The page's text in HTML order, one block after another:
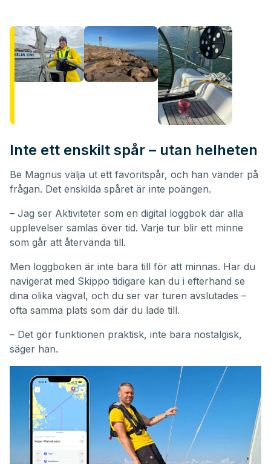
Inte ett enskilt spår – utan helheten
Be Magnus välja ut ett favoritspår, och han vänder på
frågan. Det enskilda spåret är inte poängen.
– Jag ser Aktiviteter som en digital loggbok där alla
upplevelser samlas över tid. Varje tur blir ett minne
som går att återvända till.
Men loggboken är inte bara till för att minnas. Har du
navigerat med Skippo tidigare kan du i efterhand se
dina olika vägval, och du ser var turen avslutades –
ofta samma plats som där du lade till.
– Det gör funktionen praktisk, inte bara nostalgisk,
säger han.